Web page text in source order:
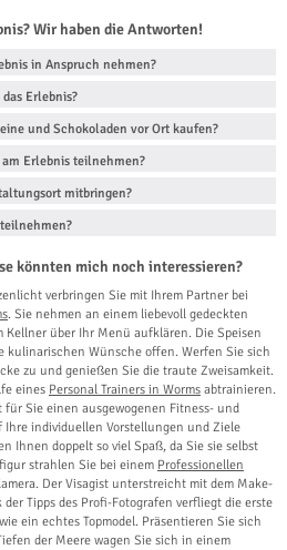
Wir haben die Antworten!
in Anspruch nehmen?
Erlebnis?
und Schokoladen vor Ort kaufen?
Erlebnis teilnehmen?
mitbringen?
könnten mich noch interessieren?
verbringen Sie mit Ihrem Partner bei
. Sie nehmen an einem liebevoll gedeckten
Kellner über Ihr Menü aufklären. Die Speisen
kulinarischen Wünsche offen. Werfen Sie sich
zu und genießen Sie die traute Zweisamkeit.
eines Personal Trainers in Worms abtrainieren.
Sie einen ausgewogenen Fitness- und
Ihre individuellen Vorstellungen und Ziele
Ihnen doppelt so viel Spaß, da Sie sie selbst
strahlen Sie bei einem Professionellen
Der Visagist unterstreicht mit dem Make-
Tipps des Profi-Fotografen verfliegt die erste
ein echtes Topmodel. Präsentieren Sie sich
der Meere wagen Sie sich in einem